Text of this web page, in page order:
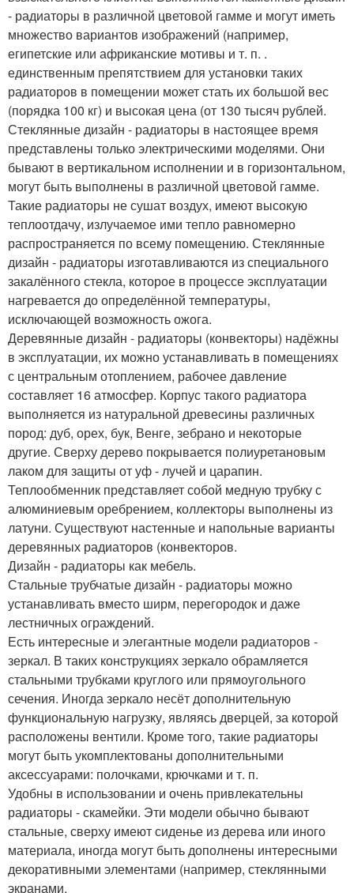
- радиаторы в различной цветовой гамме и могут иметь
множество вариантов изображений (например,
египетские или африканские мотивы и т. п. .
единственным препятствием для установки таких
радиаторов в помещении может стать их большой вес
(порядка 100 кг) и высокая цена (от 130 тысяч рублей.
Стеклянные дизайн - радиаторы в настоящее время
представлены только электрическими моделями. Они
бывают в вертикальном исполнении и в горизонтальном,
могут быть выполнены в различной цветовой гамме.
Такие радиаторы не сушат воздух, имеют высокую
теплоотдачу, излучаемое ими тепло равномерно
распространяется по всему помещению. Стеклянные
дизайн - радиаторы изготавливаются из специального
закалённого стекла, которое в процессе эксплуатации
нагревается до определённой температуры,
исключающей возможность ожога.
Деревянные дизайн - радиаторы (конвекторы) надёжны
в эксплуатации, их можно устанавливать в помещениях
с центральным отоплением, рабочее давление
составляет 16 атмосфер. Корпус такого радиатора
выполняется из натуральной древесины различных
пород: дуб, орех, бук, Венге, зебрано и некоторые
другие. Сверху дерево покрывается полиуретановым
лаком для защиты от уф - лучей и царапин.
Теплообменник представляет собой медную трубку с
алюминиевым оребрением, коллекторы выполнены из
латуни. Существуют настенные и напольные варианты
деревянных радиаторов (конвекторов.
Дизайн - радиаторы как мебель.
Стальные трубчатые дизайн - радиаторы можно
устанавливать вместо ширм, перегородок и даже
лестничных ограждений.
Есть интересные и элегантные модели радиаторов -
зеркал. В таких конструкциях зеркало обрамляется
стальными трубками круглого или прямоугольного
сечения. Иногда зеркало несёт дополнительную
функциональную нагрузку, являясь дверцей, за которой
расположены вентили. Кроме того, такие радиаторы
могут быть укомплектованы дополнительными
аксессуарами: полочками, крючками и т. п.
Удобны в использовании и очень привлекательны
радиаторы - скамейки. Эти модели обычно бывают
стальные, сверху имеют сиденье из дерева или иного
материала, иногда могут быть дополнены интересными
декоративными элементами (например, стеклянными
экранами.